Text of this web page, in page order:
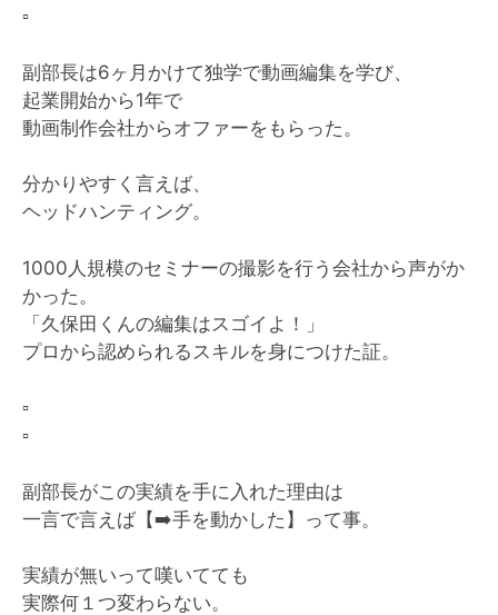
▫️
副部長は6ヶ月かけて独学で動画編集を学び、
起業開始から1年で
動画制作会社からオファーをもらった。
分かりやすく言えば、
ヘッドハンティング。
1000人規模のセミナーの撮影を行う会社から声がか
かった。
「久保田くんの編集はスゴイよ！」
プロから認められるスキルを身につけた証。
▫️
▫️
副部長がこの実績を手に入れた理由は
一言で言えば【➡️手を動かした】って事。
実績が無いって嘆いてても
実際何１つ変わらない。